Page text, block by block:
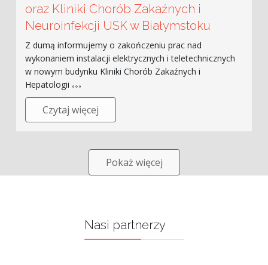
oraz Kliniki Chorób Zakaźnych i
Neuroinfekcji USK w Białymstoku
Z dumą informujemy o zakończeniu prac nad
wykonaniem instalacji elektrycznych i teletechnicznych
w nowym budynku Kliniki Chorób Zakaźnych i
Hepatologii
Czytaj więcej
Pokaż więcej
Nasi partnerzy